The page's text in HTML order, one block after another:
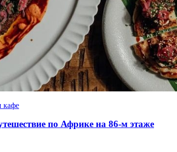
кафе
по Африке на 86‑м этаже